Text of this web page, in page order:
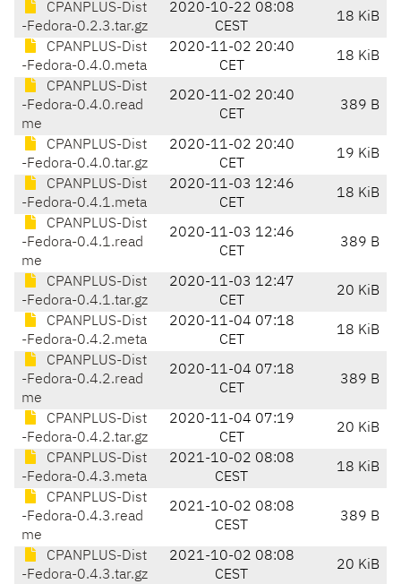
CPANPLUS-Dist
-Fedora-0.2.3.tar.gz
2020-10-22 08:08
CEST
18 KiB
CPANPLUS-Dist
-Fedora-0.4.0.meta
2020-11-02 20:40
CET
18 KiB
CPANPLUS-Dist
-Fedora-0.4.0.read
me
2020-11-02 20:40
CET
389 B
CPANPLUS-Dist
-Fedora-0.4.0.tar.gz
2020-11-02 20:40
CET
19 KiB
CPANPLUS-Dist
-Fedora-0.4.1.meta
2020-11-03 12:46
CET
18 KiB
CPANPLUS-Dist
-Fedora-0.4.1.read
me
2020-11-03 12:46
CET
389 B
CPANPLUS-Dist
-Fedora-0.4.1.tar.gz
2020-11-03 12:47
CET
20 KiB
CPANPLUS-Dist
-Fedora-0.4.2.meta
2020-11-04 07:18
CET
18 KiB
CPANPLUS-Dist
-Fedora-0.4.2.read
me
2020-11-04 07:18
CET
389 B
CPANPLUS-Dist
-Fedora-0.4.2.tar.gz
2020-11-04 07:19
CET
20 KiB
CPANPLUS-Dist
-Fedora-0.4.3.meta
2021-10-02 08:08
CEST
18 KiB
CPANPLUS-Dist
-Fedora-0.4.3.read
me
2021-10-02 08:08
CEST
389 B
CPANPLUS-Dist
-Fedora-0.4.3.tar.gz
2021-10-02 08:08
CEST
20 KiB